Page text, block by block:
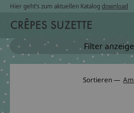
Hier geht’s zum aktuellen Katalog download
Filter
Sortieren —